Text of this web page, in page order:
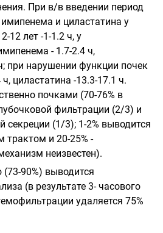
При в/в введении период
и циластатина у
12 лет -1-1.2 ч, у
- 1.7-2.4 ч,
при нарушении функции почек
циластатина -13.3-17.1 ч.
почками (70-76% в
фильтрации (2/3) и
секреции (1/3); 1-2% выводится
и 20-25% -
неизвестен).
90%) выводится
(в результате 3- часового
удаляется 75%